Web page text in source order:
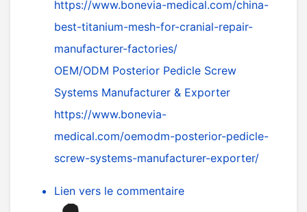
https://www.bonevia-medical.com/china-
best-titanium-mesh-for-cranial-repair-
manufacturer-factories/
OEM/ODM Posterior Pedicle Screw
Systems Manufacturer & Exporter
https://www.bonevia-
medical.com/oemodm-posterior-pedicle-
screw-systems-manufacturer-exporter/
Lien vers le commentaire